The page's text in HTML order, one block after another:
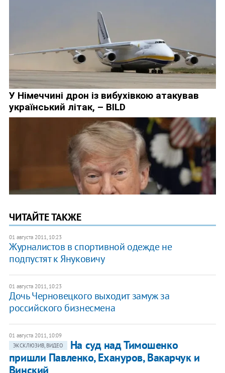
ЧИТАЙТЕ ТАКЖЕ
01 августа 2011, 10:23
Журналистов в спортивной одежде не
подпустят к Януковичу
01 августа 2011, 10:23
Дочь Черновецкого выходит замуж за
российского бизнесмена
01 августа 2011, 10:09
ЭКСКЛЮЗИВ, ВИДЕО
На суд над Тимошенко
пришли Павленко, Ехануров, Вакарчук и
Винский